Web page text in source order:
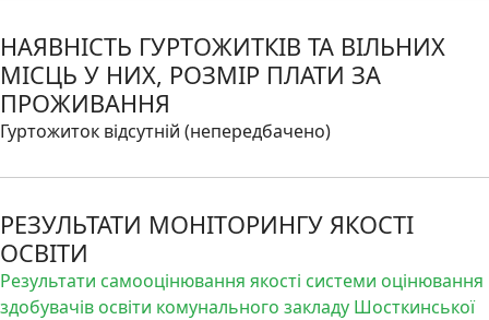
НАЯВНІСТЬ ГУРТОЖИТКІВ ТА ВІЛЬНИХ
МІСЦЬ У НИХ, РОЗМІР ПЛАТИ ЗА
ПРОЖИВАННЯ
Гуртожиток відсутній (непередбачено)
РЕЗУЛЬТАТИ МОНІТОРИНГУ ЯКОСТІ
ОСВІТИ
Результати самооцінювання якості системи оцінювання
здобувачів освіти комунального закладу Шосткинської